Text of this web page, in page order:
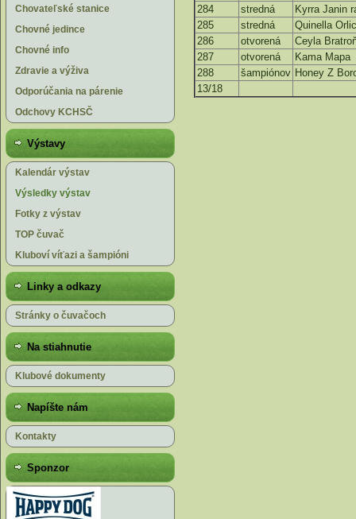
Chovateľské stanice
Chovné jedince
Chovné info
Zdravie a výživa
Odporúčania na párenie
Odchovy KCHSČ
Výstavy
Kalendár výstav
Výsledky výstav
Fotky z výstav
TOP čuvač
Kluboví víťazi a šampióni
Linky a odkazy
Stránky o čuvačoch
Na stiahnutie
Klubové dokumenty
Napíšte nám
Kontakty
Sponzor
284
stredná
Kyrra Janin
285
stredná
Quinella
286
otvorená
Ceyla
287
otvorená
Kama Mapa
288
šampiónov Honey Z
13/18